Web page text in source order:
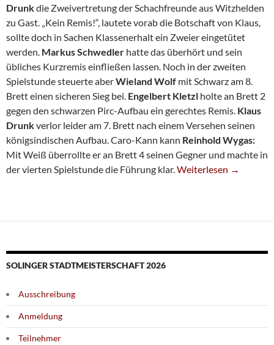
Drunkdie Zweivertretung der Schachfreunde aus Witzhelden
zu Gast. „Kein Remis!“, lautete vorab die Botschaft von Klaus,
sollte doch in Sachen Klassenerhalt ein Zweier eingetütet
werden. Markus Schwedler hatte das überhört und sein
übliches Kurzremis einfließen lassen. Noch in der zweiten
Spielstunde steuerte aberWieland Wolf mit Schwarz am 8.
Brett einen sicheren Sieg bei. Engelbert Kletzl holte an Brett 2
gegen den schwarzen Pirc-Aufbau ein gerechtes Remis. Klaus
Drunkverlor leider am 7. Brett nach einem Versehen seinen
königsindischen Aufbau. Caro-Kann kann Reinhold Wygas:
Mit Weiß überrollte er an Brett 4 seinen Gegner und machte in
der vierten Spielstunde die Führung klar.Siebte Gewinnt
Weiterlesen →
SOLINGER STADTMEISTERSCHAFT 2026
Ausschreibung
Anmeldung
Teilnehmer